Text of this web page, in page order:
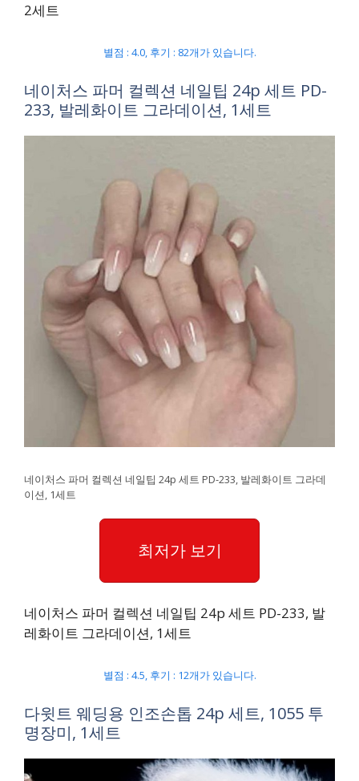
2세트
별점 : 4.0, 후기 : 82개가 있습니다.
네이처스 파머 컬렉션 네일팁 24p 세트 PD-
233, 발레화이트 그라데이션, 1세트
네이처스 파머 컬렉션 네일팁 24p 세트 PD-233, 발레화이트 그라데
이션, 1세트
최저가 보기
네이처스 파머 컬렉션 네일팁 24p 세트 PD-233, 발
레화이트 그라데이션, 1세트
별점 : 4.5, 후기 : 12개가 있습니다.
다윗트 웨딩용 인조손톱 24p 세트, 1055 투
명장미, 1세트